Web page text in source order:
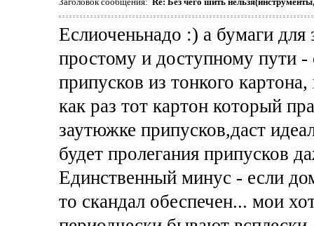
Еслиоченьнадо :) а бумаги
простому и доступному пути
припусков из тонкого
как раз тот картон который
заутюжке припусков,даст
будет пролегания припусков
Единственный минус - если
то скандал обеспечен... мои